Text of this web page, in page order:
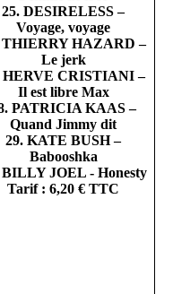
25. DESIRELESS –
Voyage, voyage
THIERRY HAZARD –
Le jerk
HERVE CRISTIANI –
Il est libre Max
PATRICIA KAAS –
Quand Jimmy dit
29. KATE BUSH –
Babooshka
BILLY JOEL - Honesty
Tarif : 6,20 € TTC